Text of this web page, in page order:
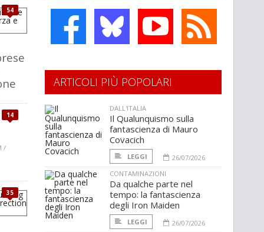
54
14
/
35
ARTICOLI PIÙ POPOLARI
DALL'ITALIA
Il Qualunquismo sulla
fantascienza di Mauro
Covacich
LEGGI
26/07/2026
CONTAMINAZIONI
Da qualche parte nel
tempo: la fantascienza
degli Iron Maiden
LEGGI
26/07/2026